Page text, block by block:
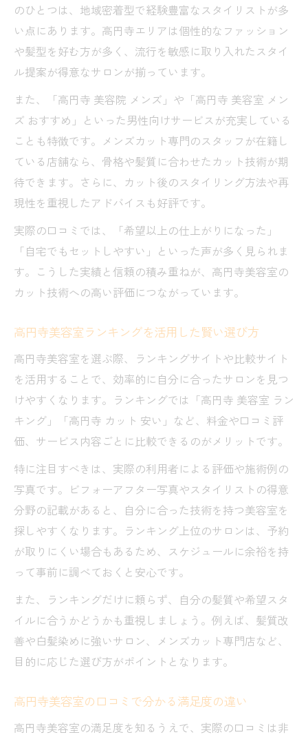
方
高円寺美容室ランキング上位の特徴を解説
高円寺美容室で安いのに技術力が高い理由
高円寺美容室の安さとサービスのバランス
術
高円寺美容室選びで後悔しないための比較
法
メンズ対応も充実の高円寺美容室事情
高円寺美容室メンズおすすめポイントを解
説
高円寺美容室でメンズに人気のサービスと
は
高円寺美容室でメンズ対応が充実した理由
カット専門店との違いを徹底的に考察
高円寺カット専門店と美容室の違いを比較
高円寺美容室と1000円カットのサービス差
高円寺美容室でカットだけを頼むメリット
高円寺美容室とカット専門店の技術力とは
高円寺美容室でのカット料金の目安や注意
点
のひとつは、地域密着型で経験豊富なスタイリストが多
い点にあります。高円寺エリアは個性的なファッション
や髪型を好む方が多く、流行を敏感に取り入れたスタイ
ル提案が得意なサロンが揃っています。
また、「高円寺 美容院 メンズ」や「高円寺 美容室 メン
ズ おすすめ」といった男性向けサービスが充実している
ことも特徴です。メンズカット専門のスタッフが在籍し
ている店舗なら、骨格や髪質に合わせたカット技術が期
待できます。さらに、カット後のスタイリング方法や再
現性を重視したアドバイスも好評です。
実際の口コミでは、「希望以上の仕上がりになった」
「自宅でもセットしやすい」といった声が多く見られま
す。こうした実績と信頼の積み重ねが、高円寺美容室の
カット技術への高い評価につながっています。
高円寺美容室ランキングを活用した賢い選び方
高円寺美容室を選ぶ際、ランキングサイトや比較サイト
を活用することで、効率的に自分に合ったサロンを見つ
けやすくなります。ランキングでは「高円寺 美容室 ラン
キング」「高円寺 カット 安い」など、料金や口コミ評
価、サービス内容ごとに比較できるのがメリットです。
特に注目すべきは、実際の利用者による評価や施術例の
写真です。ビフォーアフター写真やスタイリストの得意
分野の記載があると、自分に合った技術を持つ美容室を
探しやすくなります。ランキング上位のサロンは、予約
が取りにくい場合もあるため、スケジュールに余裕を持
って事前に調べておくと安心です。
また、ランキングだけに頼らず、自分の髪質や希望スタ
イルに合うかどうかも重視しましょう。例えば、髪質改
善や白髪染めに強いサロン、メンズカット専門店など、
目的に応じた選び方がポイントとなります。
高円寺美容室の口コミで分かる満足度の違い
高円寺美容室の満足度を知るうえで、実際の口コミは非